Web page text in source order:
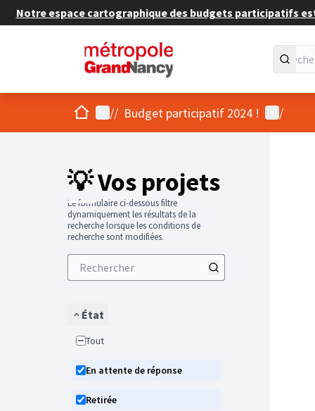
Notre espace cartographique des budgets participatifs
AccueilMenu principal
// Budget participatif 2024 ! Menu
/
💡 Vos projets
Le formulaire ci-dessous filtre
dynamiquement les résultats de la
recherche lorsque les conditions de
recherche sont modifiées.
État
Tout
En attente de réponse
Retirée